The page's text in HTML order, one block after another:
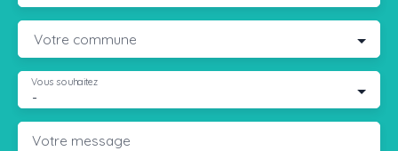
Votre commune
-
Vous souhaitez
Votre message